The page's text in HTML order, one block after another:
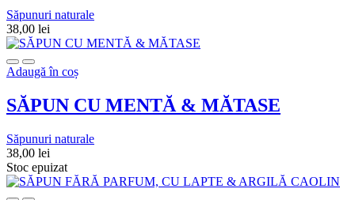
Săpunuri naturale
38,00 lei
Adaugă în coș
SĂPUN CU MENTĂ & MĂTASE
Săpunuri naturale
38,00 lei
Stoc epuizat